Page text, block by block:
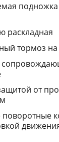
раскладная
тормоз на
от